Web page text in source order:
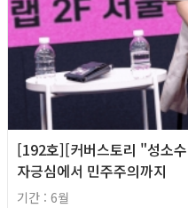
[192호][커버스토리 "성소
자긍심에서 민주주의까지
기간 : 6월